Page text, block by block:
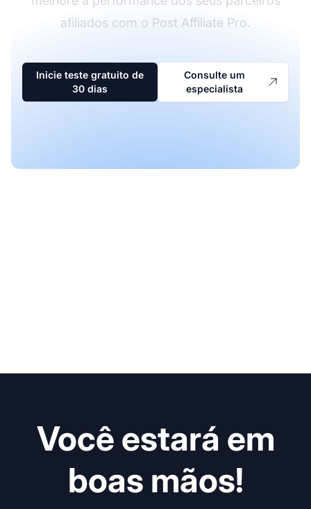
afiliados com o Post Affiliate Pro.
Inicie teste gratuito de
30 dias
Consulte um
especialista
Você estará em
boas mãos!